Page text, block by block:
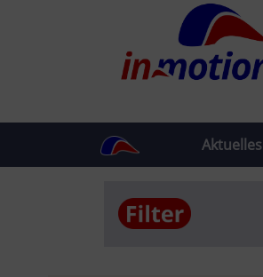
Aktuelles